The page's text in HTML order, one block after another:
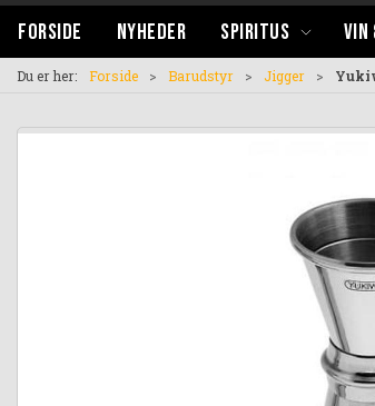
FORSIDE NYHEDER SPIRITUS VIN
Du er her: Forside Barudstyr Jigger